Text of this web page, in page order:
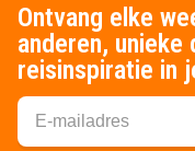
Ontvang elke
anderen, unieke
reisinspiratie in